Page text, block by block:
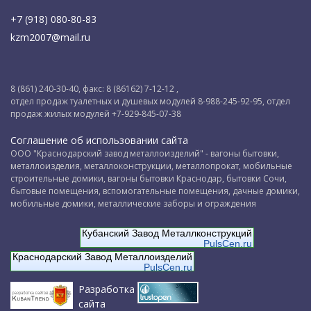
+7 (918) 080-80-83
kzm2007@mail.ru
8 (861) 240-30-40, факс: 8 (86162) 7-12-12 ,
отдел продаж туалетных и душевых модулей 8-988-245-92-95, отдел
продаж жилых модулей +7-929-845-07-38
Соглашение об использовании сайта
ООО "Краснодарский завод металлоизделий" - вагоны бытовки,
металлоизделия, металлоконструкции, металлопрокат, мобильные
строительные домики, вагоны бытовки Краснодар, бытовки Сочи,
бытовые помещения, вспомогательные помещения, дачные домики,
мобильные домики, металлические заборы и ограждения
Кубанский Завод Металлконструкций
PulsCen.ru
Краснодарский Завод Металлоизделий
PulsCen.ru
Разработка
сайта